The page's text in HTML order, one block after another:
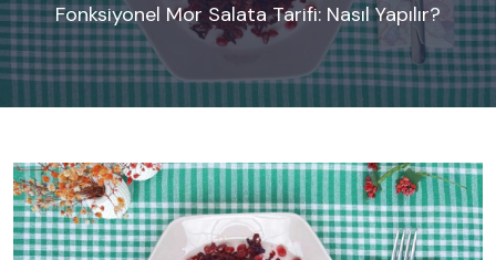
Fonksiyonel Mor Salata Tarifi: Nasıl Yapılır?